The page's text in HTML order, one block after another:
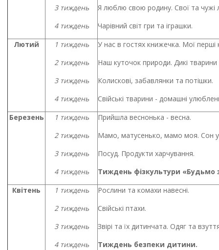
3 тиждень
4 тиждень
Я люблю свою родину. Свої та чужі
Чарівний світ гри та іграшки.
Лютий
1 тиждень
2 тиждень
3 тиждень
4 тиждень
У нас в гостях книжечка. Мої перші
Наш куточок природи. Дикі тварини
Колискові, забавлянки та потішки.
Свійські тварини - домашні
Березень
1 тиждень
2 тиждень
3 тиждень
4 тиждень
Прийшла веснонька - весна.
Мамо, матусенько, мамо моя. Сон у
Посуд. Продукти харчування.
Тиждень фізкультури «Будьмо
Квітень
1 тиждень
2 тиждень
3 тиждень
4 тиждень
Рослини та комахи навесні.
Свійські птахи.
Звірі та їх дитинчата. Одяг та
Тиждень безпеки дитини.